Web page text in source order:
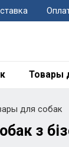
Товары
для собак
з